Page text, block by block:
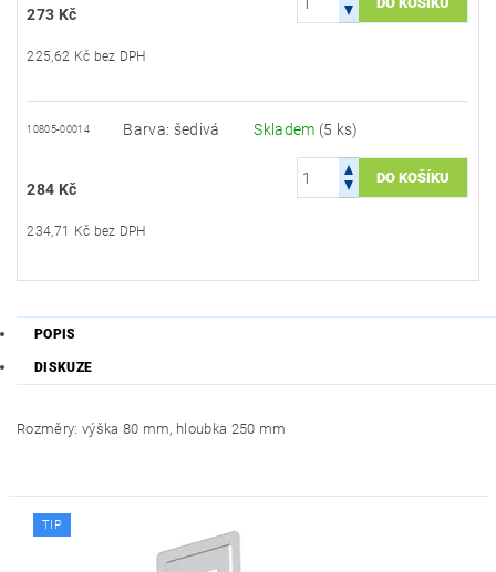
273 Kč
225,62 Kč bez DPH
10805-00014 Barva: šedivá Skladem (5 ks)
284 Kč
234,71 Kč bez DPH
POPIS
DISKUZE
Rozměry: výška 80 mm, hloubka 250 mm
TIP